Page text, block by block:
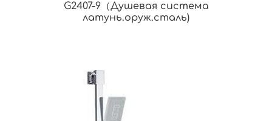
G2407-9（Душевая система
латунь.оруж.сталь)